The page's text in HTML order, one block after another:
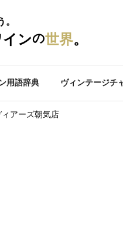
インの世界。
用語辞典 ヴィンテージチ
ィアーズ朝気店